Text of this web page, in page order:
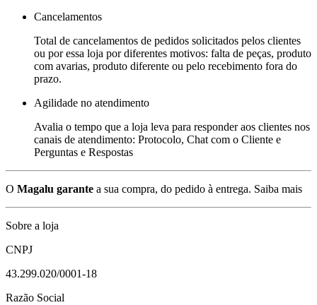
Cancelamentos
Total de cancelamentos de pedidos solicitados pelos clientes
ou por essa loja por diferentes motivos: falta de peças, produto
com avarias, produto diferente ou pelo recebimento fora do
prazo.
Agilidade no atendimento
Avalia o tempo que a loja leva para responder aos clientes nos
canais de atendimento: Protocolo, Chat com o Cliente e
Perguntas e Respostas
O Magalu garante a sua compra, do pedido à entrega. Saiba mais
Sobre a loja
CNPJ
43.299.020/0001-18
Razão Social